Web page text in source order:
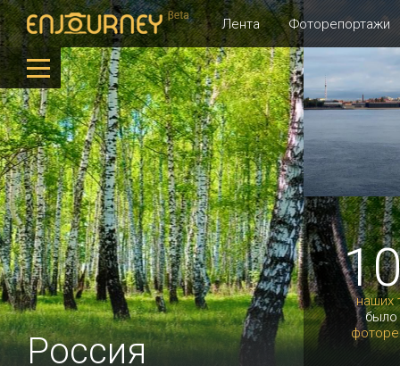
Лента Фоторепортажи
наших
было
Россия